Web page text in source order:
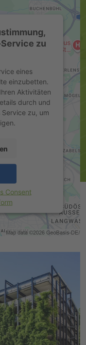
zu
eines
einzubetten.
Aktivitäten
durch und
zu, um
Consent